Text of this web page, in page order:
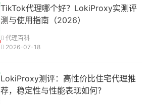
TikTok代理哪个好？LokiProxy实测评
测与使用指南（2026）
代理百科
2026-07-18
LokiProxy测评：高性价比住宅代理推
荐，稳定性与性能表现如何？